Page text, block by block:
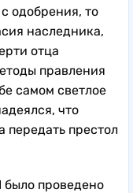
одобрения, то
наследника,
отца
правления
самом светлое
что
передать престол
было проведено